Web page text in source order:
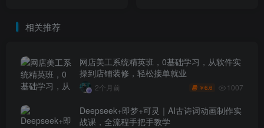
相关推荐
网店美工系统精英班，0基础学习，从软件实
操到店铺装修，轻松接单就业
2个月前 ￥6.6 1007
Deepseek+即梦+可灵｜AI古诗词动画制作实
战课，全流程手把手教学